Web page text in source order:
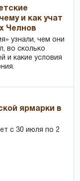
и как учат
Челнов
узнали, чем они
во сколько
и какие условия
ярмарки в
с 30 июля по 2